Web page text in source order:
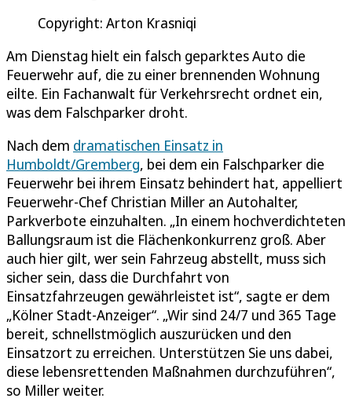
Copyright: Arton Krasniqi
Am Dienstag hielt ein falsch geparktes Auto die
Feuerwehr auf, die zu einer brennenden Wohnung
eilte. Ein Fachanwalt für Verkehrsrecht ordnet ein,
was dem Falschparker droht.
Nach dem dramatischen Einsatz in
Humboldt/Gremberg, bei dem ein Falschparker die
Feuerwehr bei ihrem Einsatz behindert hat, appelliert
Feuerwehr-Chef Christian Miller an Autohalter,
Parkverbote einzuhalten. „In einem hochverdichteten
Ballungsraum ist die Flächenkonkurrenz groß. Aber
auch hier gilt, wer sein Fahrzeug abstellt, muss sich
sicher sein, dass die Durchfahrt von
Einsatzfahrzeugen gewährleistet ist“, sagte er dem
„Kölner Stadt-Anzeiger“. „Wir sind 24/7 und 365 Tage
bereit, schnellstmöglich auszurücken und den
Einsatzort zu erreichen. Unterstützen Sie uns dabei,
diese lebensrettenden Maßnahmen durchzuführen“,
so Miller weiter.